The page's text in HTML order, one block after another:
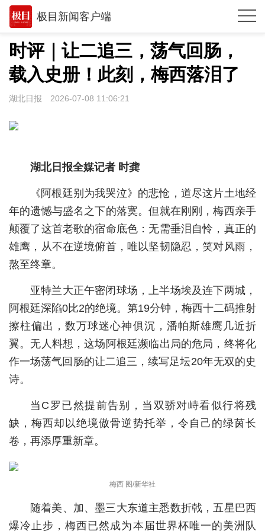
极目新闻客户端
推荐
体育
观点
武汉
世相
环球
专题
极客圈
经济
城建
科教
健康
悠游
相亲
创意
​时评｜让二追三，荡气回肠，
载入史册！此刻，梅西落泪了
湖北日报 2026-07-08 11:06:21
湖北日报全媒记者 时龚
《阿根廷别为我哭泣》的悲怆，道尽这片土地经
年的遗憾与盛名之下的落寞。但就在刚刚，梅西亲手
颠覆了这首老歌的宿命底色：无需垂泪自怜，真正的
雄鹰，从不在逆境俯首，唯以坚韧隐忍，笑对风雨，
熬至终章。
亚特兰大正午密闭球场，上半场埃及连下两城，
阿根廷深陷0比2的绝境。第19分钟，梅西十二码推射
擦柱偏出，数万球迷心神俱沉，潘帕斯雄鹰几近折
翼。无人料想，这场阿根廷濒临出局的危局，终将化
作一场荡气回肠的让二追三，续写足坛20年无双的史
诗。
当C罗已然提前告别，当双骄对峙看似行将残
缺，梅西却以绝境傲骨逆势托举，令自己的绿茵长
卷，再添厚重新章。
梅西 图/新华社
随着美、加、墨三大东道主悉数折戟，五星巴西
爆冷止步，梅西已然成为本届世界杯唯一的美洲队